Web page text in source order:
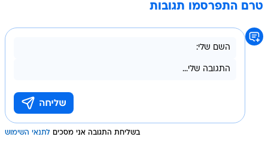
טרם התפרסמו תגובות
בשליחת התגובה אני מסכים לתנאי השימוש